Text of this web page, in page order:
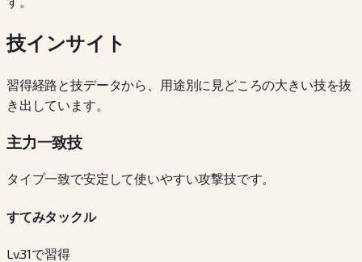
技インサイト
習得経路と技データから、用途別に見どころの大きい技を抜
き出しています。
主力一致技
タイプ一致で安定して使いやすい攻撃技です。
すてみタックル
Lv.31で習得